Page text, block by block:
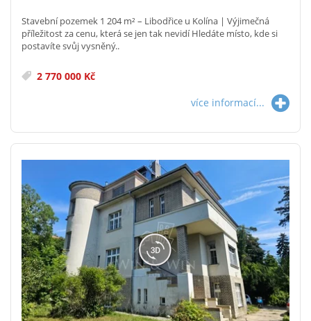
Stavební pozemek 1 204 m² – Libodřice u Kolína | Výjimečná
příležitost za cenu, která se jen tak nevidí Hledáte místo, kde si
postavíte svůj vysněný..
2 770 000 Kč
více informací...